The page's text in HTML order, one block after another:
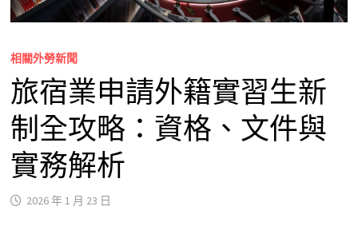
相關外勞新聞
旅宿業申請外籍實習生新
制全攻略：資格、文件與
實務解析
2026 年 1 月 23 日